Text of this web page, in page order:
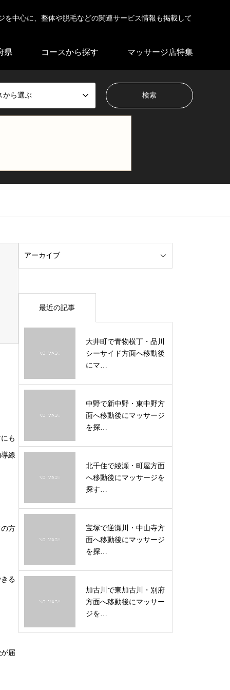
中心に、整体や脱毛などの関連サービス情報も掲載して
県 コースから探す マッサージ店特集
から選ぶ
も
線
方
る
届
最近の記事
大井町で青物横丁・品川
シーサイド方面へ移動後
にマ…
中野で新中野・東中野方
面へ移動後にマッサージ
を探…
北千住で綾瀬・町屋方面
へ移動後にマッサージを
探す…
宝塚で逆瀬川・中山寺方
面へ移動後にマッサージ
を探…
加古川で東加古川・別府
方面へ移動後にマッサー
ジを…